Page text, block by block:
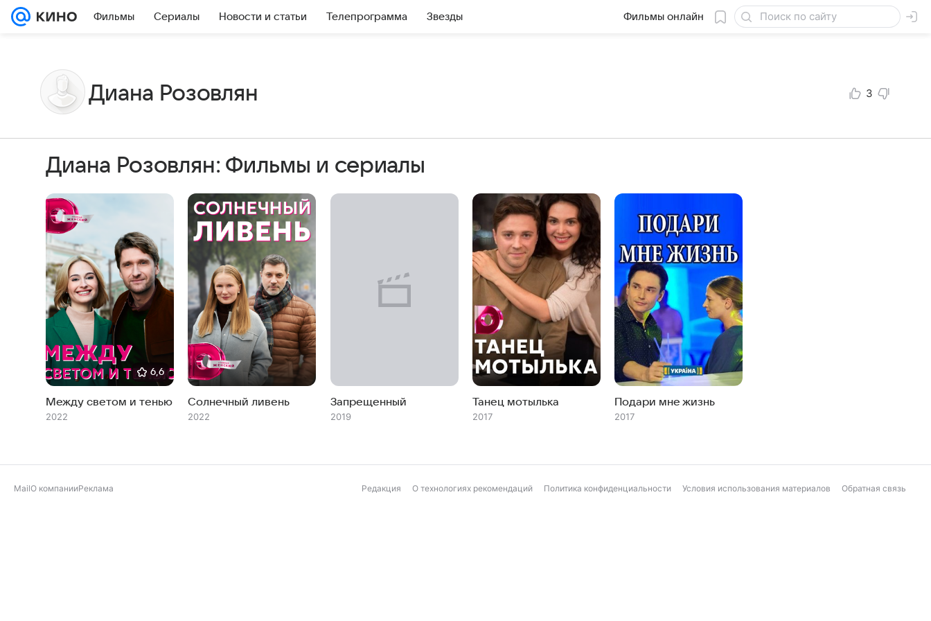
Фильмы Сериалы Новости и статьи Телепрограмма Звезды Фильмы онлайн
Диана Розовлян 3
Диана Розовлян: Фильмы и сериалы
6,6
Между светом и тенью
2022
Солнечный ливень
2022
Запрещенный
2019
Танец мотылька
2017
Подари мне жизнь
2017
MailО компанииРеклама Редакция О технологиях рекомендаций Политика конфиденциальности Условия использования материалов Обратная связь